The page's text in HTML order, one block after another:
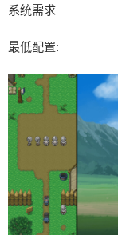
系统需求
最低配置: